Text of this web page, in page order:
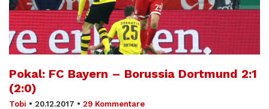
Pokal: FC Bayern – Borussia Dortmund 2:1
(2:0)
Tobi • 20.12.2017 • 29 Kommentare